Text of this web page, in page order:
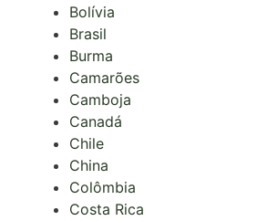
Bolívia
Brasil
Burma
Camarões
Camboja
Canadá
Chile
China
Colômbia
Costa Rica